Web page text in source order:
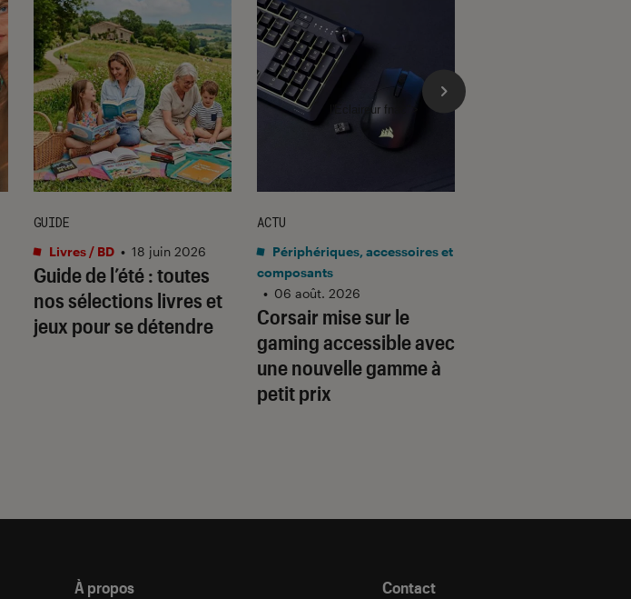
Guide de l’été : toutes
nos sélections livres et
jeux pour se détendre
GUIDE
Livres / BD • 18 juin 2026
Corsair mise sur le
gaming accessible avec
une nouvelle gamme à
petit prix
ACTU
Périphériques, accessoires et
composants
• 06 août. 2026
l'Éclaireur fnac">
À propos Contact